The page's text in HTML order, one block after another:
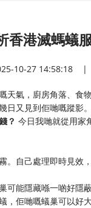
香港滅螞蟻
10-27
氣，廚房角落、食
又見到佢哋嘅蹤影
？​ 今日我哋就從用
自己處理即時見效
可能隱藏喺一啲好隱
佢哋嘅蟻巢可以好